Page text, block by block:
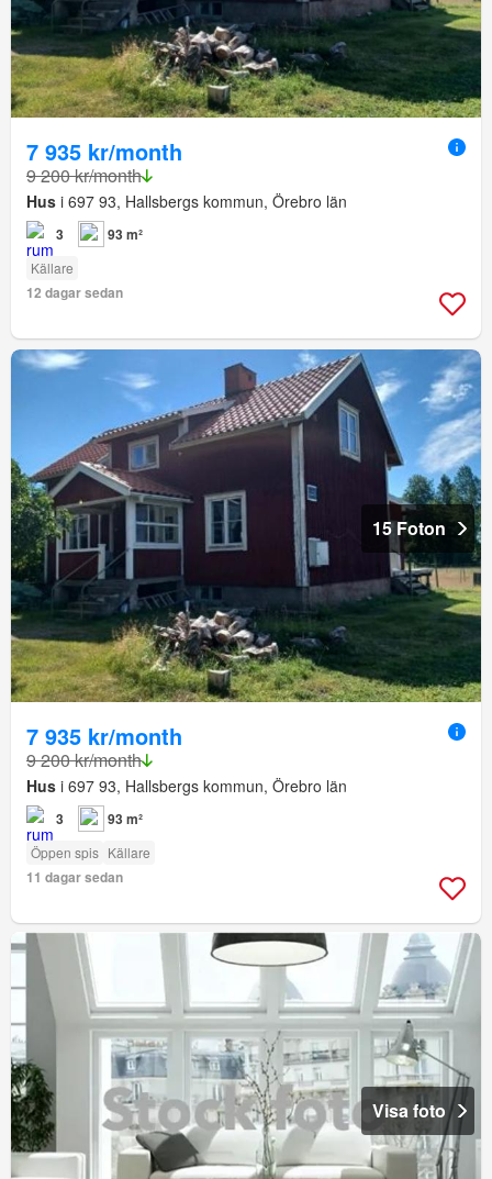
7 935 kr/month
9 200 kr/month
Hus i 697 93, Hallsbergs kommun, Örebro län
3 93 m²
Källare
12 dagar sedan
15 Foton
7 935 kr/month
9 200 kr/month
Hus i 697 93, Hallsbergs kommun, Örebro län
3 93 m²
Öppen spis Källare
11 dagar sedan
Visa foto